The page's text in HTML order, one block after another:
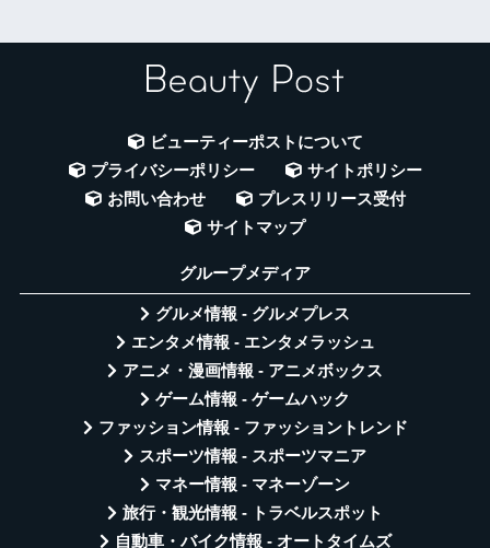
ビューティーポストについて
プライバシーポリシー
サイトポリシー
お問い合わせ
プレスリリース受付
サイトマップ
グループメディア
グルメ情報 - グルメプレス
エンタメ情報 - エンタメラッシュ
アニメ・漫画情報 - アニメボックス
ゲーム情報 - ゲームハック
ファッション情報 - ファッショントレンド
スポーツ情報 - スポーツマニア
マネー情報 - マネーゾーン
旅行・観光情報 - トラベルスポット
自動車・バイク情報 - オートタイムズ